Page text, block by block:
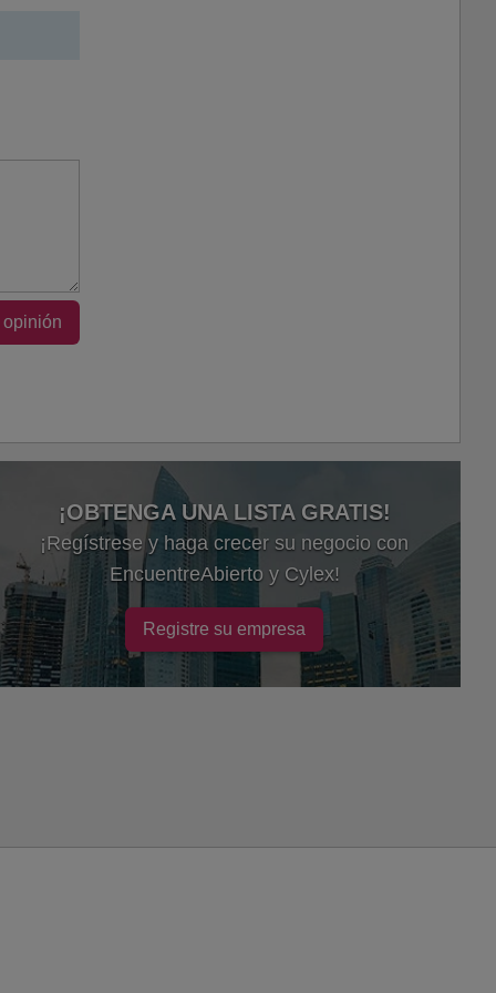
opinión
¡OBTENGA UNA LISTA GRATIS!
¡Regístrese y haga crecer su negocio con
EncuentreAbierto y Cylex!
Registre su empresa